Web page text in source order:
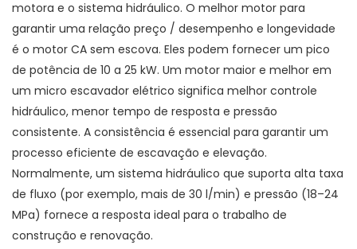
motora e o sistema hidráulico. O melhor motor para
garantir uma relação preço / desempenho e longevidade
é o motor CA sem escova. Eles podem fornecer um pico
de potência de 10 a 25 kW. Um motor maior e melhor em
um micro escavador elétrico significa melhor controle
hidráulico, menor tempo de resposta e pressão
consistente. A consistência é essencial para garantir um
processo eficiente de escavação e elevação.
Normalmente, um sistema hidráulico que suporta alta taxa
de fluxo (por exemplo, mais de 30 l/min) e pressão (18–24
MPa) fornece a resposta ideal para o trabalho de
construção e renovação.